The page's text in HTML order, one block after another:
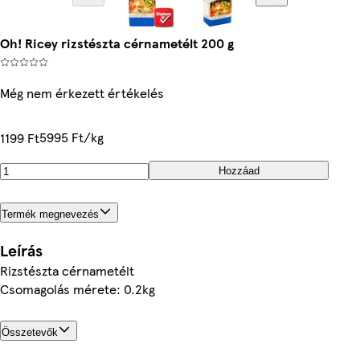
Oh! Ricey rizstészta cérnametélt 200 g
Még nem érkezett értékelés
1199 Ft5995 Ft/kg
Hozzáad
Termék megnevezés
Leírás
Rizstészta cérnametélt
Csomagolás mérete: 0.2kg
Összetevők